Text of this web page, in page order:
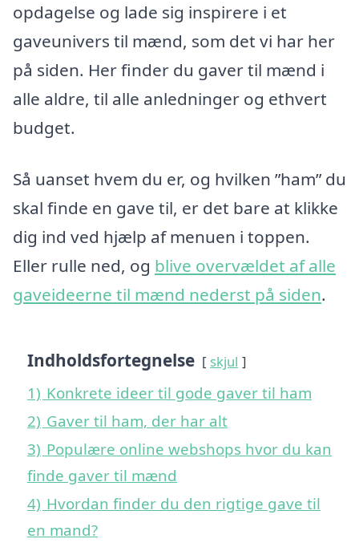
opdagelse og lade sig inspirere i et
gaveunivers til mænd, som det vi har her
på siden. Her finder du gaver til mænd i
alle aldre, til alle anledninger og ethvert
budget.
Så uanset hvem du er, og hvilken ”ham” du
skal finde en gave til, er det bare at klikke
dig ind ved hjælp af menuen i toppen.
Eller rulle ned, og blive overvældet af alle
gaveideerne til mænd nederst på siden.
Indholdsfortegnelse skjul
1) Konkrete ideer til gode gaver til ham
2) Gaver til ham, der har alt
3) Populære online webshops hvor du kan
finde gaver til mænd
4) Hvordan finder du den rigtige gave til
en mand?